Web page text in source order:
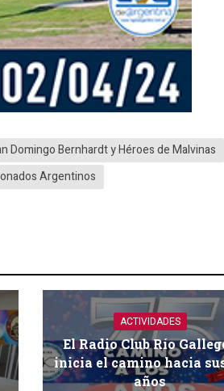
Domingo Bernhardt y Héroes de Malvinas
Argentinos
ACTIVIDADES
El Radio Club Río
inicia el camino hacia
años